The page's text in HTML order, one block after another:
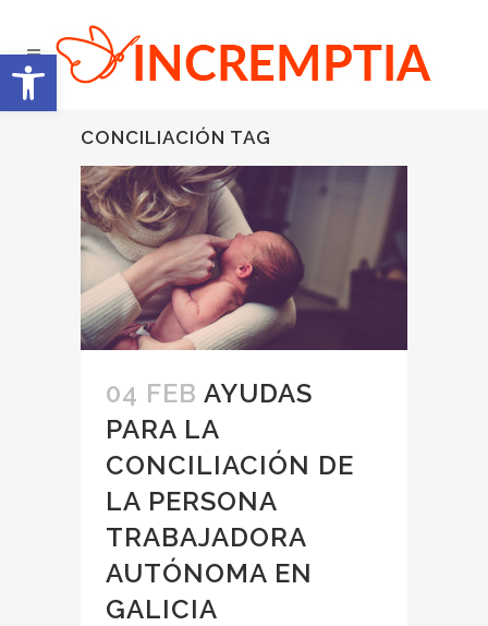
Abrir barra de herramientas
CONCILIACIÓN TAG
04 FEB AYUDAS
PARA LA
CONCILIACIÓN DE
LA PERSONA
TRABAJADORA
AUTÓNOMA EN
GALICIA